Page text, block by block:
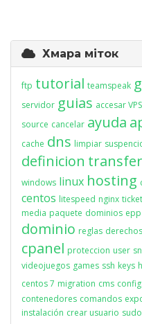
Хмара міток
ftp tutorial teamspeak
servidor guias accesar VPS
source cancelar ayuda
cache dns limpiar
definicion
windows linux hosting
centos litespeed nginx
media paquete dominios epp
dominio reglas derechos
cpanel proteccion user
videojuegos games ssh keys
centos 7 migration cms
contenedores comandos
instalación crear usuario